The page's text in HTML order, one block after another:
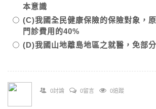
本意識
(C)我國全民健康保險的保險對象，
門診費用的40%
(D)我國山地離島地區之就醫，免部
0討論 0留言 0追蹤